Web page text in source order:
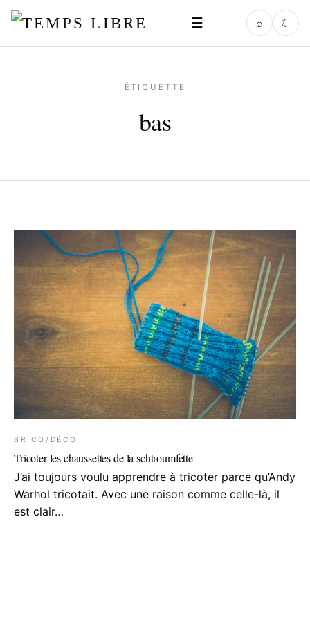
☰ ⌕ ☾
ÉTIQUETTE
bas
BRICO/DÉCO
Tricoter les chaussettes de la schtroumfette
J’ai toujours voulu apprendre à tricoter parce qu’Andy
Warhol tricotait. Avec une raison comme celle-là, il
est clair…